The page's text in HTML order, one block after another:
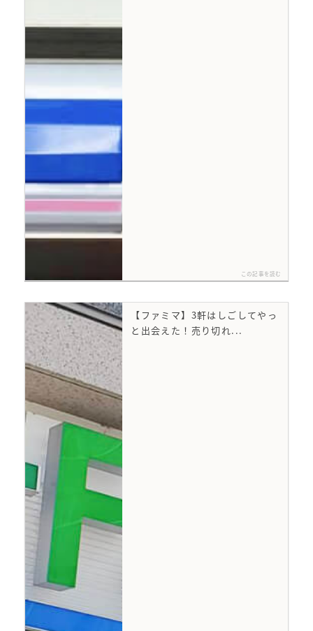
この記事を読む
【ファミマ】3軒はしごしてやっ
と出会えた！売り切れ...